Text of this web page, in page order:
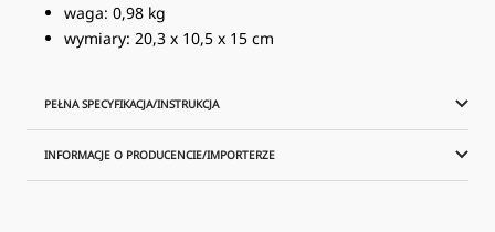
waga: 0,98 kg
wymiary: 20,3 x 10,5 x 15 cm
PEŁNA SPECYFIKACJA/INSTRUKCJA
INFORMACJE O PRODUCENCIE/IMPORTERZE